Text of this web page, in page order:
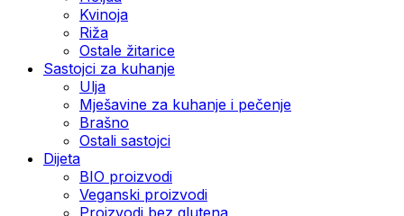
Kvinoja
Riža
Ostale žitarice
Sastojci za kuhanje
Ulja
Mješavine za kuhanje i pečenje
Brašno
Ostali sastojci
Dijeta
BIO proizvodi
Veganski proizvodi
Proizvodi bez glutena